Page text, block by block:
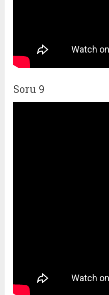
Soru 9